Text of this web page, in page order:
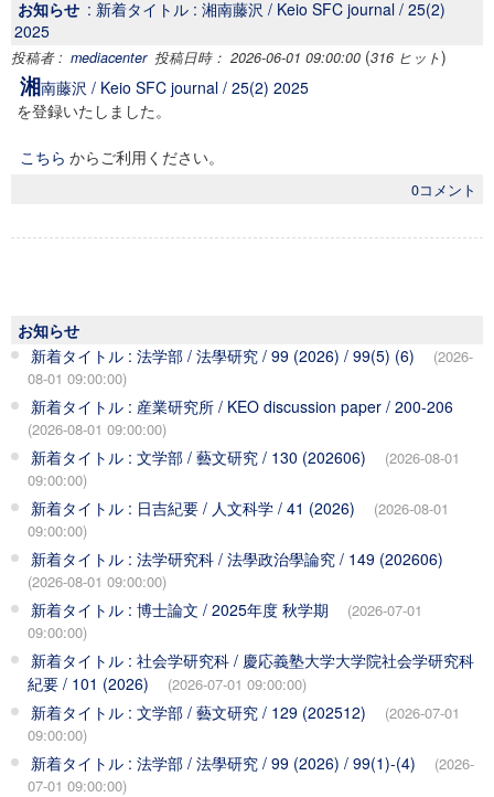
科学研究費補助金研究成果報告書
慶應義塾大学グローバルCOEプログラム市民社会ガバナンス
慶應義塾大学グローバルCOEプログラム論理と感性の先端的
博士課程教育リーディングプログラム「超成熟社会発展のサ
その他
お知らせ : 新着タイトル : 湘南藤沢 / Keio SFC journal / 25(2)
2025
投稿者 : mediacenter 投稿日時： 2026-06-01 09:00:00 (316 ヒット)
湘南藤沢 / Keio SFC journal / 25(2) 2025
を登録いたしました。
こちら からご利用ください。
0コメント
お知らせ
新着タイトル : 法学部 / 法學研究 / 99 (2026) / 99(5) (6)
(2026-
08-01 09:00:00)
新着タイトル : 産業研究所 / KEO discussion paper / 200-206
(2026-08-01 09:00:00)
新着タイトル : 文学部 / 藝文研究 / 130 (202606)
(2026-08-01
09:00:00)
新着タイトル : 日吉紀要 / 人文科学 / 41 (2026)
(2026-08-01
09:00:00)
新着タイトル : 法学研究科 / 法學政治學論究 / 149 (202606)
(2026-08-01 09:00:00)
新着タイトル : 博士論文 / 2025年度 秋学期
(2026-07-01
09:00:00)
新着タイトル : 社会学研究科 / 慶応義塾大学大学院社会学研究科
紀要 / 101 (2026)
(2026-07-01 09:00:00)
新着タイトル : 文学部 / 藝文研究 / 129 (202512)
(2026-07-01
09:00:00)
新着タイトル : 法学部 / 法學研究 / 99 (2026) / 99(1)-(4)
(2026-
07-01 09:00:00)